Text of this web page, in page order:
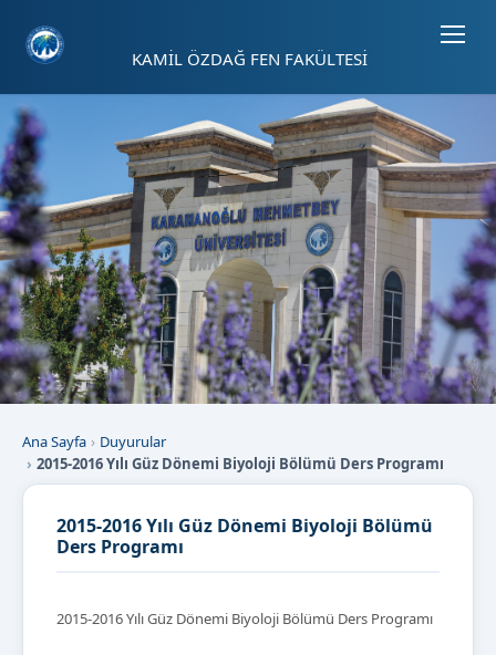
KAMİL ÖZDAĞ FEN FAKÜLTESİ
Ana Sayfa
Duyurular
2015-2016 Yılı Güz Dönemi Biyoloji Bölümü Ders Programı
2015-2016 Yılı Güz Dönemi Biyoloji Bölümü
Ders Programı
2015-2016 Yılı Güz Dönemi Biyoloji Bölümü Ders Programı